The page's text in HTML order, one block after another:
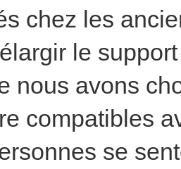
chez les
le
nous avons
compatibles
se